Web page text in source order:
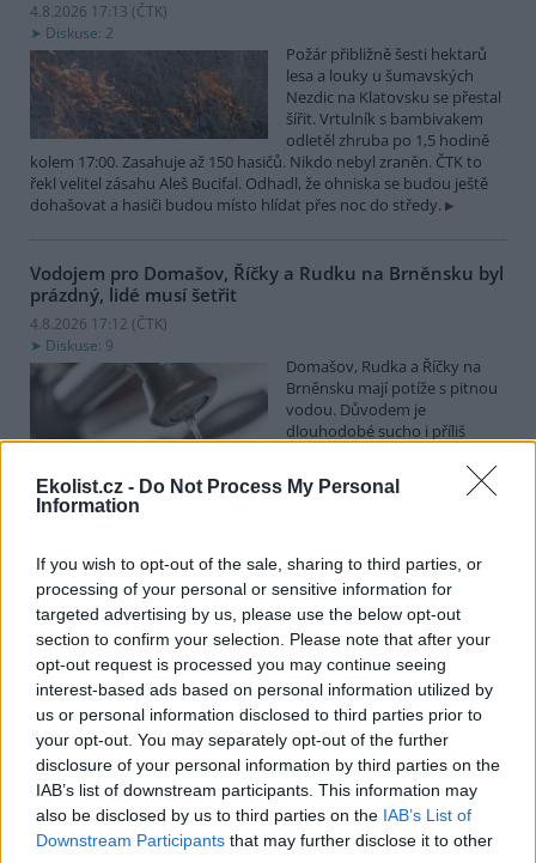
Ekolist.cz - Do Not Process My Personal
Information
If you wish to opt-out of the sale, sharing to third parties, or
processing of your personal or sensitive information for
targeted advertising by us, please use the below opt-out
section to confirm your selection. Please note that after your
opt-out request is processed you may continue seeing
interest-based ads based on personal information utilized by
us or personal information disclosed to third parties prior to
your opt-out. You may separately opt-out of the further
disclosure of your personal information by third parties on the
IAB’s list of downstream participants. This information may
also be disclosed by us to third parties on the IAB’s List of
Downstream Participants that may further disclose it to other
4.8.2026 17:13 (ČTK)
Diskuse: 2
Požár přibližně šesti hektarů
lesa a louky u šumavských
Nezdic na Klatovsku se přestal
šířit. Vrtulník s bambivakem
odletěl zhruba po 1,5 hodině
kolem 17:00. Zasahuje až 150 hasičů. Nikdo nebyl zraněn. ČTK to
řekl velitel zásahu Aleš Bucifal. Odhadl, že ohniska se budou ještě
dohašovat a hasiči budou místo hlídat přes noc do středy.
Vodojem pro Domašov, Říčky a Rudku na Brněnsku byl
prázdný, lidé musí šetřit
4.8.2026 17:12 (ČTK)
Diskuse: 9
Domašov, Rudka a Říčky na
Brněnsku mají potíže s pitnou
vodou. Důvodem je
dlouhodobé sucho i příliš
Dobrovolný svazek obcí (DSO) Domašovsko, který vodovod
provozuje, před týdnem vyzval k šetření vodou, spotřeba stoupla,
a lidé tak v pondělí vodojem zcela vyčerpali. Na problém dnes
že voda nyní z kohoutků ve třech obcích teče, ale je třeba opravdu
omezit její nadměrnou spotřebu.
Obce dostanou od ministerstva 300 milionů korun na
opravu nebo výstavbu vodních nádrží
4.8.2026 13:09 (ČTK)
Diskuse: 3
Obce dostanou od
ministerstva zemědělství
(MZe) 300 milionů korun na
opravu, výstavbu nebo
odbahnění malých vodních
nádrží. Žádost o dotace mohou podávat od 7. září do 7. října.